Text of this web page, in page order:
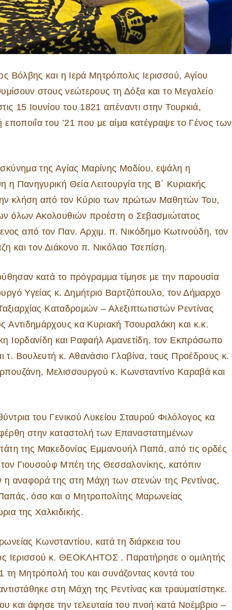
Βόλβης και η Ιερά Μητρόπολις Ιερισσού, Αγίου
στους νεώτερους τη Δόξα και το Μεγαλείο
15 Ιουνίου του 1821 απέναντι στην Τουρκιά,
του ’21 που με αίμα κατέγραψε το Γένος των
της Αγίας Μαρίνης Μοδίου, εψάλη η
Πανηγυρική Θεία Λειτουργία της Β΄ Κυριακής
κλήση από τον Κύριο των πρώτων Μαθητών Του,
όλων Ακολουθιών προέστη ο Σεβασμιώτατος
από τον Παν. Αρχιμ. π. Νικόδημο Κωτινούδη, τον
και τον Διάκονο π. Νικόλαο Τσεπίση.
κατά το πρόγραμμα τίμησε με την παρουσία
Υγείας κ. Δημήτριο Βαρτζόπουλο, τον Δήμαρχο
Καταδρομών – Αλεξιπτωτιστών Ρεντίνας
Αντιδημάρχους κα Κυριακή Τσουραλάκη και κ.κ.
Ιορδανίδη και Ραφαήλ Αμανετίδη, τον Εκπρόσωπο
Βουλευτή κ. Αθανάσιο Γλαβίνα, τους Προέδρους κ.
Μελισσουργού κ. Κωνσταντίνο Καραβά και
του Γενικού Λυκείου Σταυρού Φιλόλογος κα
στην καταστολή των Επαναστατημένων
της Μακεδονίας Εμμανουήλ Παπά, από τις ορδές
Γιουσούφ Μπέη της Θεσσαλονίκης, κατόπιν
αναφορά της στη Μάχη των στενών της Ρεντίνας,
όσο και ο Μητροπολίτης Μαρωνείας
της Χαλκιδικής.
Κωνσταντίου, κατά τη διάρκεια του
Ιερισσού κ. ΘΕΟΚΛΗΤΟΣ . Παρατήρησε ο ομιλητής
τη Μητρόπολή του και συνάζοντας κοντά του
στη Μάχη της Ρεντίνας και τραυματίστηκε.
και άφησε την τελευταία του πνοή κατά Νοέμβριο –